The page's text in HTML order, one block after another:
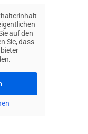
auf den
Sie, dass